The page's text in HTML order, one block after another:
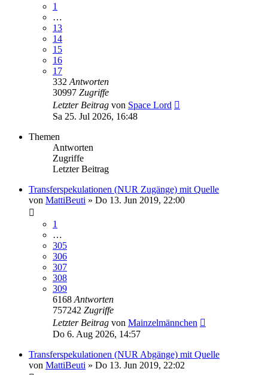
1
…
13
14
15
16
17
332 Antworten
30997 Zugriffe
Letzter Beitrag von Space Lord
Sa 25. Jul 2026, 16:48
Themen
Antworten
Zugriffe
Letzter Beitrag
Transferspekulationen (NUR Zugänge) mit Quelle
von MattiBeuti » Do 13. Jun 2019, 22:00
1
…
305
306
307
308
309
6168 Antworten
757242 Zugriffe
Letzter Beitrag von Mainzelmännchen
Do 6. Aug 2026, 14:57
Transferspekulationen (NUR Abgänge) mit Quelle
von MattiBeuti » Do 13. Jun 2019, 22:02